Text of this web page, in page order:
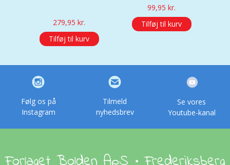
279,95kr.
Tilføj til kurv
99,95kr.
Tilføj til kurv
Følg os på
Instagram
Tilmeld
nyhedsbrev
Se vores
Youtube-kanal